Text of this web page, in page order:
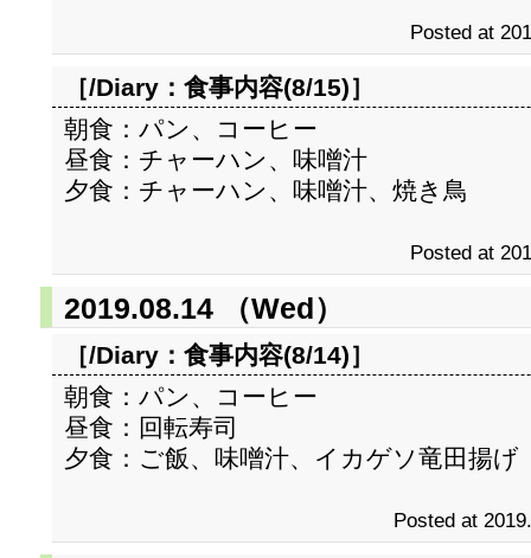
Posted at
［/Diary： 食事内容(8/15)］
朝食：パン、コーヒー
昼食：チャーハン、味噌汁
夕食：チャーハン、味噌汁、焼き鳥
Posted at
2019.08.14 （Wed）
［/Diary： 食事内容(8/14)］
朝食：パン、コーヒー
昼食：回転寿司
夕食：ご飯、味噌汁、イカゲソ竜田揚げ
Posted at